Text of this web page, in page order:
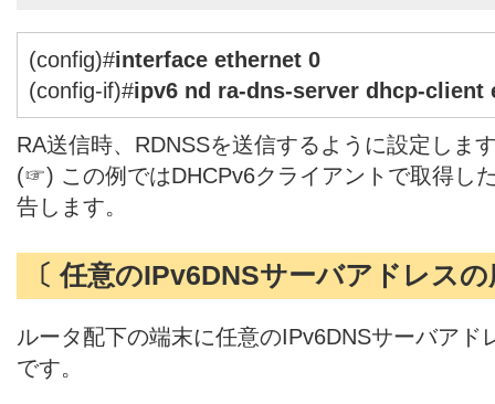
(config)#interface ethernet 0
(config-if)#ipv6 nd ra-dns-server dhcp-client
RA送信時、RDNSSを送信するように設定しま
(☞) この例ではDHCPv6クライアントで取得し
告します。
〔 任意のIPv6DNSサーバアドレス
ルータ配下の端末に任意のIPv6DNSサーバアド
です。